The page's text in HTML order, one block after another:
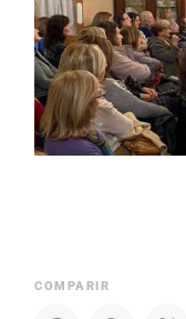
COMPARIR